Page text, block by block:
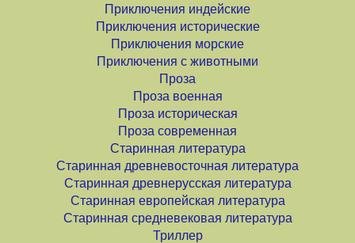
Приключения индейские
Приключения исторические
Приключения морские
Приключения с животными
Проза
Проза военная
Проза историческая
Проза современная
Старинная литература
Старинная древневосточная литература
Старинная древнерусская литература
Старинная европейская литература
Старинная средневековая литература
Триллер